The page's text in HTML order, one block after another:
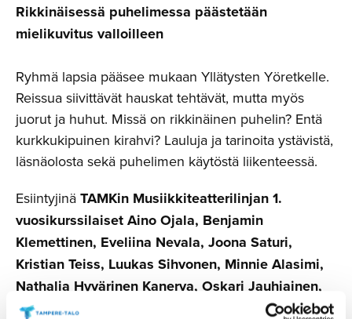
Rikkinäisessä puhelimessa päästetään
mielikuvitus valloilleen
Ryhmä lapsia pääsee mukaan Yllätysten Yöretkelle.
Reissua siivittävät hauskat tehtävät, mutta myös
juorut ja huhut. Missä on rikkinäinen puhelin? Entä
kurkkukipuinen kirahvi? Lauluja ja tarinoita ystävistä,
läsnäolosta sekä puhelimen käytöstä liikenteessä.
Esiintyjinä TAMKin Musiikkiteatterilinjan 1.
vuosikurssilaisetAino Ojala, Benjamin
Klemettinen, Eveliina Nevala, Joona Saturi,
Kristian Teiss, Luukas Sihvonen, Minnie Alasimi,
Nathalia Hyvärinen Kanerva, Oskari Jauhiainen,
Pekko Hirvonen, Sanna Riski, Sara Soikkeli ja